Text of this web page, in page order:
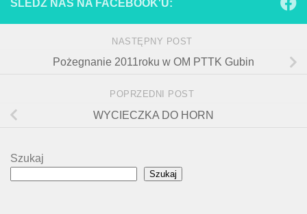
ŚLEDŹ NAS NA FACEBOOK'U:
NASTĘPNY POST
Pożegnanie 2011roku w OM PTTK Gubin
POPRZEDNI POST
WYCIECZKA DO HORN
Szukaj
Szukaj